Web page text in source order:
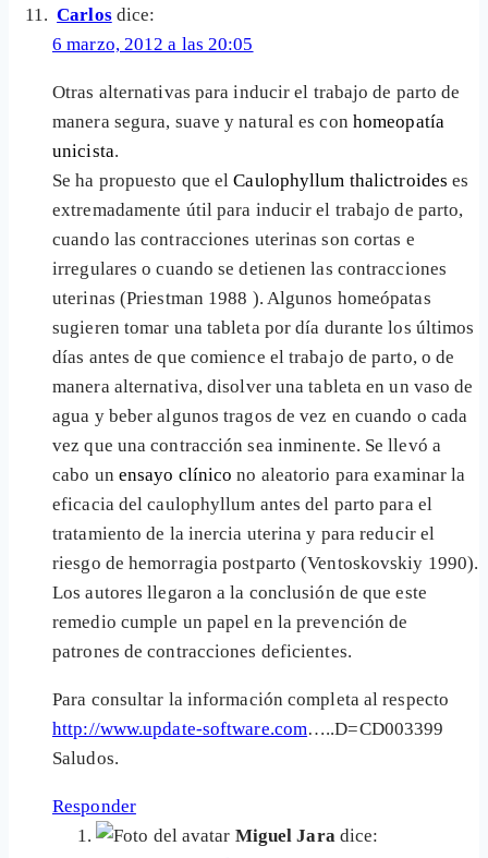
Carlos dice:
6 marzo, 2012 a las 20:05
Otras alternativas para inducir el trabajo de parto de
manera segura, suave y natural es con homeopatía
unicista.
Se ha propuesto que elCaulophyllum thalictroides es
extremadamente útil para inducir el trabajo de parto,
cuando las contracciones uterinas son cortas e
irregulares o cuando se detienen las contracciones
uterinas (Priestman 1988 ). Algunos homeópatas
sugieren tomar una tableta por día durante los últimos
días antes de que comience el trabajo de parto, o de
manera alternativa, disolver una tableta en un vaso de
agua y beber algunos tragos de vez en cuando o cada
vez que una contracción sea inminente. Se llevó a
cabo un ensayo clínico no aleatorio para examinar la
eficacia del caulophyllum antes del parto para el
tratamiento de la inercia uterina y para reducir el
riesgo de hemorragia postparto (Ventoskovskiy 1990).
Los autores llegaron a la conclusión de que este
remedio cumple un papel en la prevención de
patrones de contracciones deficientes.
Para consultar la información completa al respecto
http://www.update-software.com…..D=CD003399
Saludos.
Responder
Miguel Jara dice: